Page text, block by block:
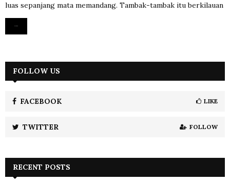
luas sepanjang mata memandang. Tambak-tambak itu berkilauan
FOLLOW US
FACEBOOK LIKE
TWITTER FOLLOW
RECENT POSTS